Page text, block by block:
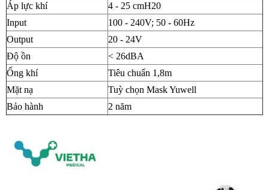
Áp lực khí
4 - 25 cmH20
Input
100 - 240V; 50 - 60Hz
Output
20 - 24V
Độ ồn
< 26dBA
Ống khí
Tiêu chuẩn 1,8m
Mặt nạ
Tuỳ chọn Mask Yuwell
Bảo hành
2 năm